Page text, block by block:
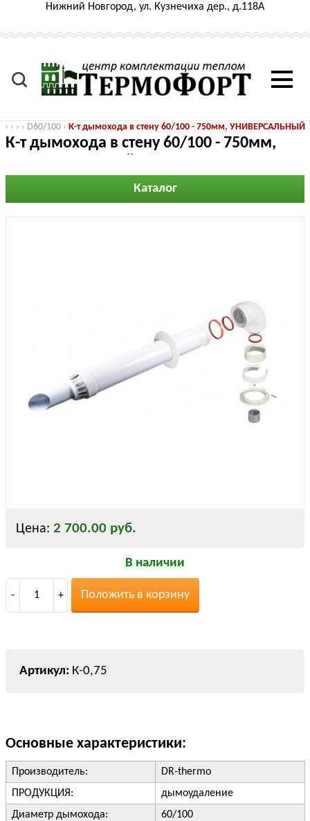
Нижний Новгород, ул. Кузнечиха дер., д.118А
› › › › D60/100 › К-т дымохода в стену 60/100 - 750мм, УНИВЕРСАЛЬНЫЙ
К-т дымохода в стену 60/100 - 750мм,
Каталог
Цена: 2 700.00 руб.
В наличии
- 1 + Положить в корзину
К-0,75
Основные характеристики:
Производитель:
DR-thermo
ПРОДУКЦИЯ:
дымоудаление
Диаметр дымохода:
60/100